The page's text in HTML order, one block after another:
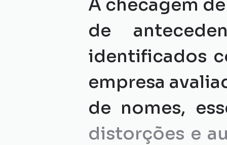
A checagem
de
identificados
empresa
de nomes,
distorções e